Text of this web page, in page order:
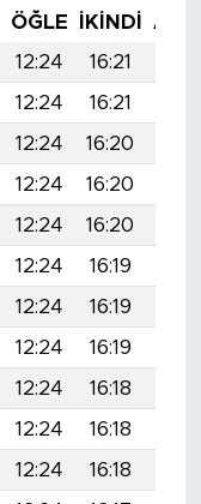
ÖĞLE İKINDI
12:24 16:21
12:24 16:21
12:24 16:20
12:24 16:20
12:24 16:20
12:24 16:19
12:24 16:19
12:24 16:19
12:24 16:18
12:24 16:18
12:24 16:18